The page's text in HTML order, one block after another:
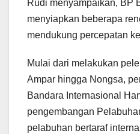
Rudi menyampaikan, BP
menyiapkan beberapa
mendukung percepatan
Mulai dari melakukan
Ampar hingga Nongsa,
Bandara Internasional
pengembangan
pelabuhan bertaraf